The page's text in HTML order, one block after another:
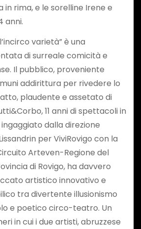
in rima, e le sorelline Irene e
anni.
varietà” è una
di surreale comicità e
Il pubblico, proveniente
addirittura per rivedere lo
plaudente e assetato di
11 anni di spettacoli in
ingaggiato dalla direzione
per ViviRovigo con la
Arteven-Regione del
di Rovigo, ha davvero
artistico innovativo e
tra divertente illusionismo
e poetico circo-teatro. Un
in cui i due artisti, abruzzese